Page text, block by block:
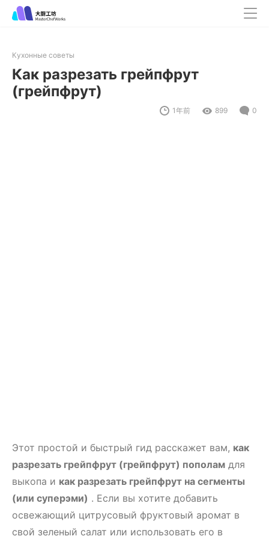
Кухонные советы
Как разрезать грейпфрут
(грейпфрут)
1年前 899 0
Этот простой и быстрый гид расскажет вам, как
разрезать грейпфрут (грейпфрут) пополам для
выкопа и как разрезать грейпфрут на сегменты
(или суперэми) . Если вы хотите добавить
освежающий цитрусовый фруктовый аромат в
свой зеленый салат или использовать его в